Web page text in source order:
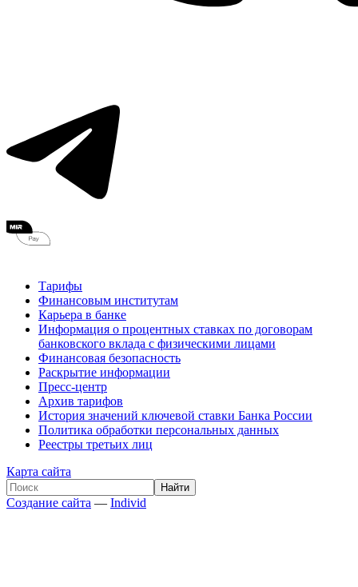
Тарифы
Финансовым институтам
Карьера в банке
Информация о процентных ставках по договорам
банковского вклада с физическими лицами
Финансовая безопасность
Раскрытие информации
Пресс-центр
Архив тарифов
История значений ключевой ставки Банка России
Политика обработки персональных данных
Реестры третьих лиц
Карта сайта
Создание сайта — Individ